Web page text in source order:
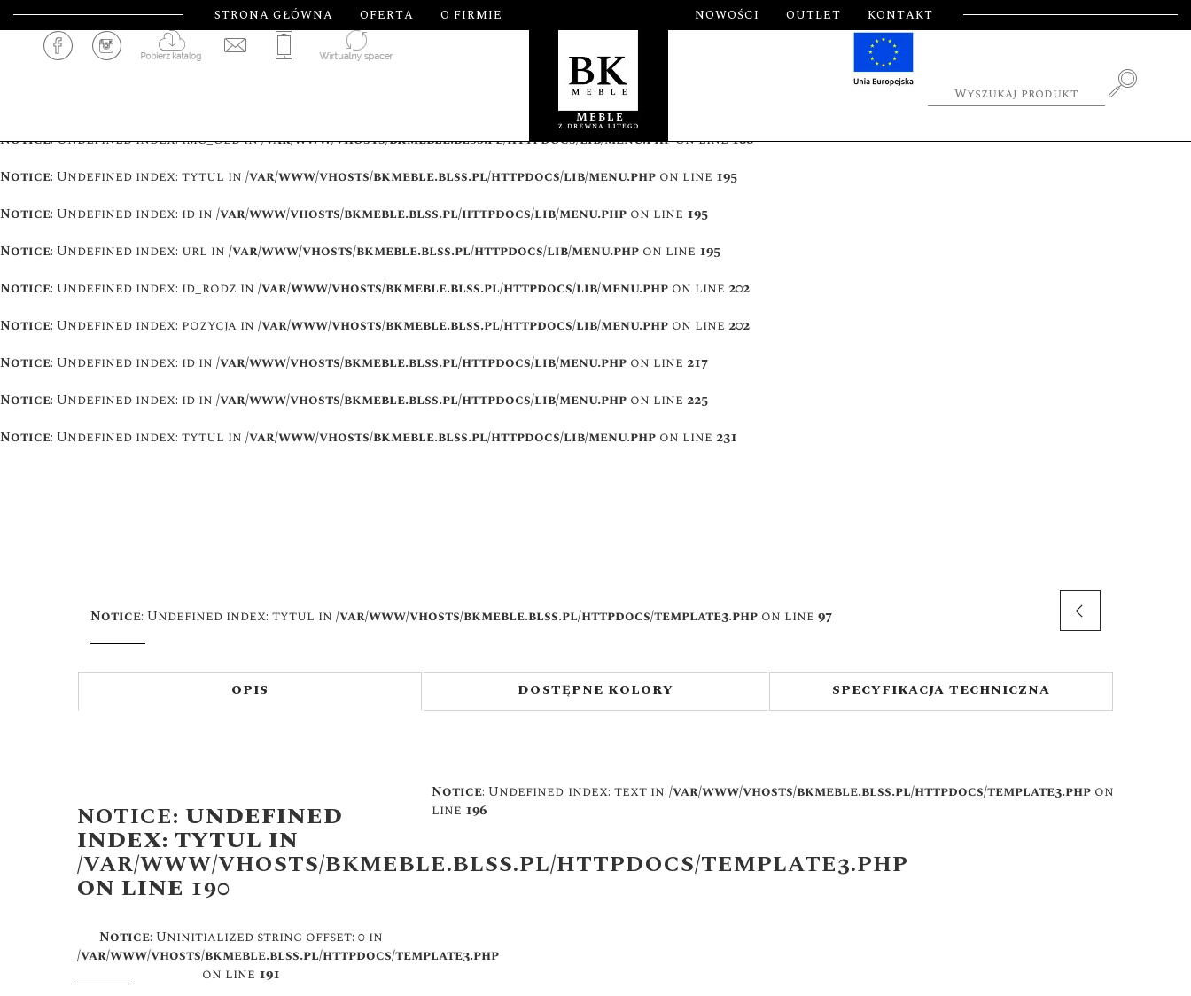
Notice: Undefined index: id in/var/www/vhosts/bkmeble.blss.pl/httpdocs/lib/menu.phpon line161
Notice: Undefined index: id in /var/www/vhosts/bkmeble.blss.pl/httpdocs/lib/menu.php
/var/www/vhosts/bkmeble.blss.pl/httpdocs/lib/menu.php
Notice: Undefined index: img_old in/var/www/vhosts/bkmeble.blss.pl/httpdocs/lib/menu.phpon line166
Notice: Undefined index: tytul in /var/www/vhosts/bkmeble.blss.pl/httpdocs/lib/menu.php on line 195
Notice: Undefined index: id in /var/www/vhosts/bkmeble.blss.pl/httpdocs/lib/menu.php on line 195
Notice: Undefined index: url in /var/www/vhosts/bkmeble.blss.pl/httpdocs/lib/menu.php on line 195
Notice: Undefined index: id_rodz in /var/www/vhosts/bkmeble.blss.pl/httpdocs/lib/menu.php on line 202
Notice: Undefined index: pozycja in /var/www/vhosts/bkmeble.blss.pl/httpdocs/lib/menu.php on line 202
Notice: Undefined index: id in /var/www/vhosts/bkmeble.blss.pl/httpdocs/lib/menu.php on line 217
Notice: Undefined index: id in /var/www/vhosts/bkmeble.blss.pl/httpdocs/lib/menu.php on line 225
Notice: Undefined index: tytul in /var/www/vhosts/bkmeble.blss.pl/httpdocs/lib/menu.php on line 231
STRONA GŁÓWNA OFERTA O FIRMIE NOWOŚCI OUTLET KONTAKT
Notice: Undefined index: tytul in /var/www/vhosts/bkmeble.blss.pl/httpdocs/template3.php on line 97
OPIS DOSTĘPNE KOLORY SPECYFIKACJA TECHNICZNA
NOTICE: UNDEFINED
INDEX: TYTUL IN
/VAR/WWW/VHOSTS/BKMEBLE.BLSS.PL/HTTPDOCS/TEMPLATE3.PHP
ON LINE 190
Notice: Uninitialized string offset: 0 in
/var/www/vhosts/bkmeble.blss.pl/httpdocs/template3.php
on line 191
Notice: Undefined index: text in /var/www/vhosts/bkmeble.blss.pl/httpdocs/template3.phpon
line 196